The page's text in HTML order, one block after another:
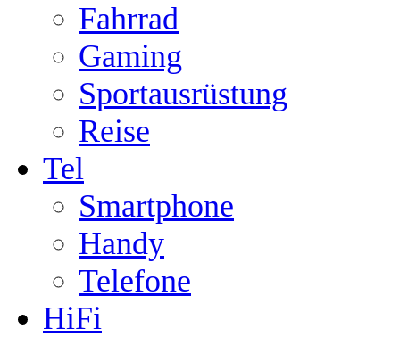
Fahrrad
Gaming
Sportausrüstung
Reise
Tel
Smartphone
Handy
Telefone
HiFi